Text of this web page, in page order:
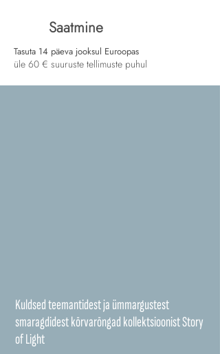
Saatmine
Tasuta 14 päeva jooksul Euroopas
üle 60 € suuruste tellimuste puhul
Kuldsed teemantidest ja ümmargustest
smaragdidest kõrvarõngad kollektsioonist Story
of Light